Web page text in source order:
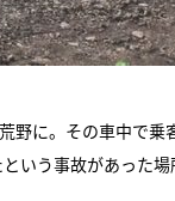
野に。その車中で
いう事故があった場